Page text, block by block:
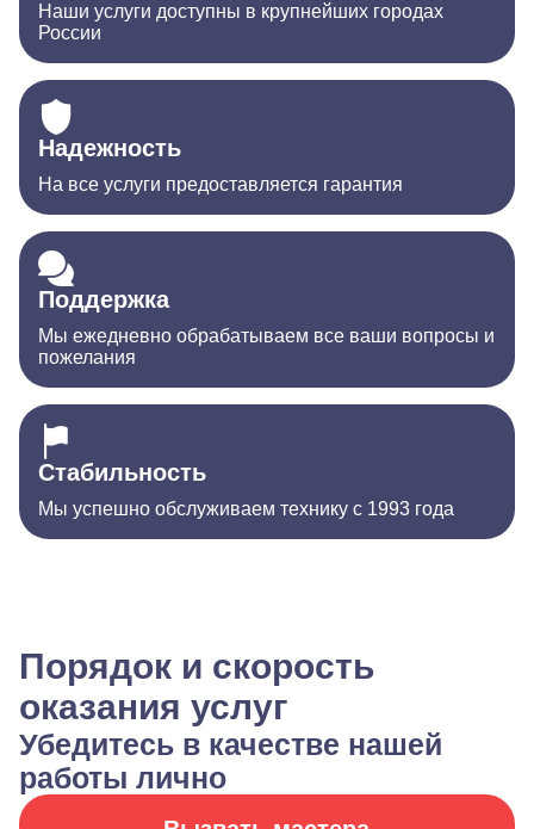
Наши услуги доступны в крупнейших городах
России
Надежность
На все услуги предоставляется гарантия
Поддержка
Мы ежедневно обрабатываем все ваши вопросы и
пожелания
Стабильность
Мы успешно обслуживаем технику с 1993 года
Порядок и скорость
оказания услуг
Убедитесь в качестве нашей
работы лично